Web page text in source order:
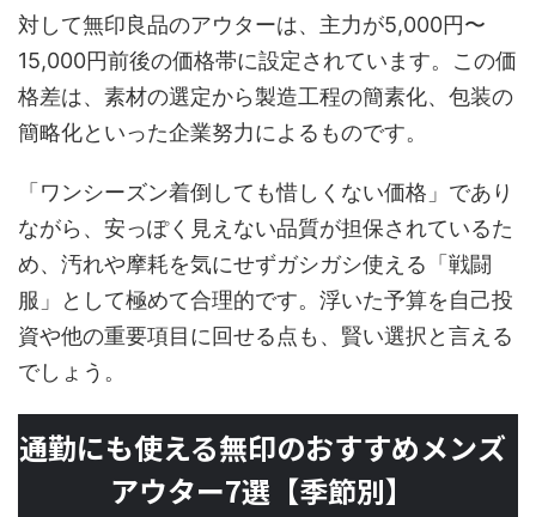
対して無印良品のアウターは、主力が5,000円〜
15,000円前後の価格帯に設定されています。この価
格差は、素材の選定から製造工程の簡素化、包装の
簡略化といった企業努力によるものです。
「ワンシーズン着倒しても惜しくない価格」であり
ながら、安っぽく見えない品質が担保されているた
め、汚れや摩耗を気にせずガシガシ使える「戦闘
服」として極めて合理的です。浮いた予算を自己投
資や他の重要項目に回せる点も、賢い選択と言える
でしょう。
通勤にも使える無印のおすすめメンズ
アウター7選【季節別】